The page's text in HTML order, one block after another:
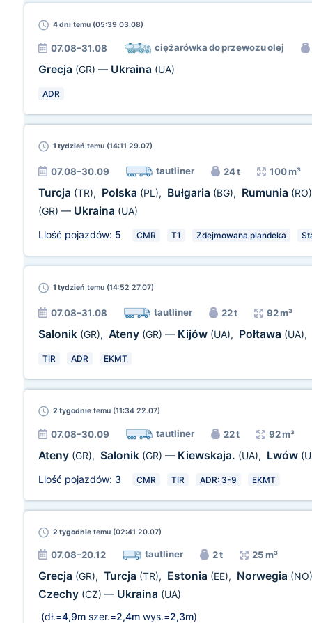
4 dni temu (05:39 03.08)
07.08–31.08 ciężarówka do przewozu olej
Grecja (GR) — Ukraina (UA)
ADR
1 tydzień temu (14:11 29.07)
07.08–30.09 tautliner 24 t 100 m³
Turcja (TR), Polska (PL), Bułgaria (BG), Rumunia (RO)
(GR) — Ukraina (UA)
Llość pojazdów: 5 CMR T1 Zdejmowana plandeka
1 tydzień temu (14:52 27.07)
07.08–31.08 tautliner 22 t 92 m³
Salonik (GR), Ateny (GR) — Kijów (UA), Połtawa (UA),
TIR ADR EKMT
2 tygodnie temu (11:34 22.07)
07.08–30.09 tautliner 22 t 92 m³
Ateny (GR), Salonik (GR) — Kiewskaja. (UA), Lwów
Llość pojazdów: 3 CMR TIR ADR: 3-9 EKMT
2 tygodnie temu (02:41 20.07)
07.08–20.12 tautliner 2 t 25 m³
Grecja (GR), Turcja (TR), Estonia (EE), Norwegia (NO)
Czechy (CZ) — Ukraina (UA)
(dł.=4,9m szer.=2,4m wys.=2,3m)